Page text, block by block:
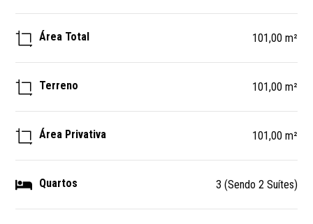
Área Total 101,00 m²
Terreno 101,00 m²
Área Privativa 101,00 m²
Quartos 3 (Sendo 2 Suítes)